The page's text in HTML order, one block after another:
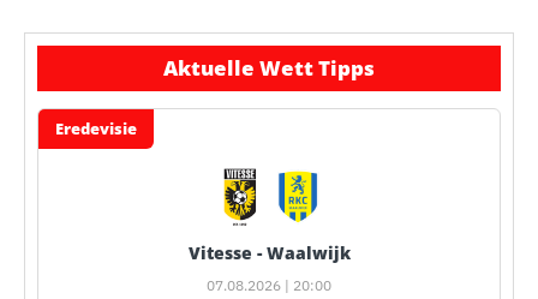
Aktuelle Wett Tipps
Eredevisie
Vitesse - Waalwijk
07.08.2026 | 20:00